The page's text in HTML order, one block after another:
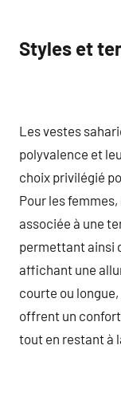
Styles et
Les vestes
polyvalence et
choix privilégié
Pour les
associée à une
permettant ainsi
affichant une
courte ou
offrent un
tout en restant à